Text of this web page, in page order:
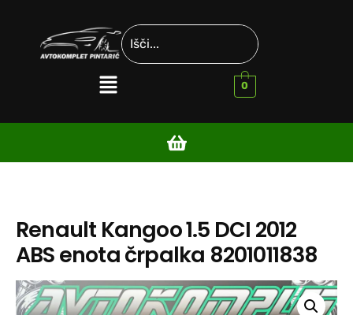
0
Renault Kangoo 1.5 DCI 2012
ABS enota črpalka 8201011838